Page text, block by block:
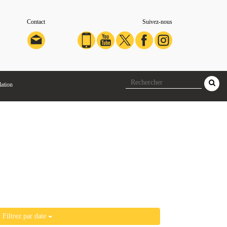
Contact Suivez-nous
Filtrez par date